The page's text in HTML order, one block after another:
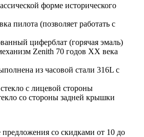
форме исторического
пилота (позволяет работать с
циферблат (горячая эмаль)
Zenith 70 годов ХХ века
из часовой стали 316L с
с лицевой стороны
со стороны задней крышки
со скидками от 10 до